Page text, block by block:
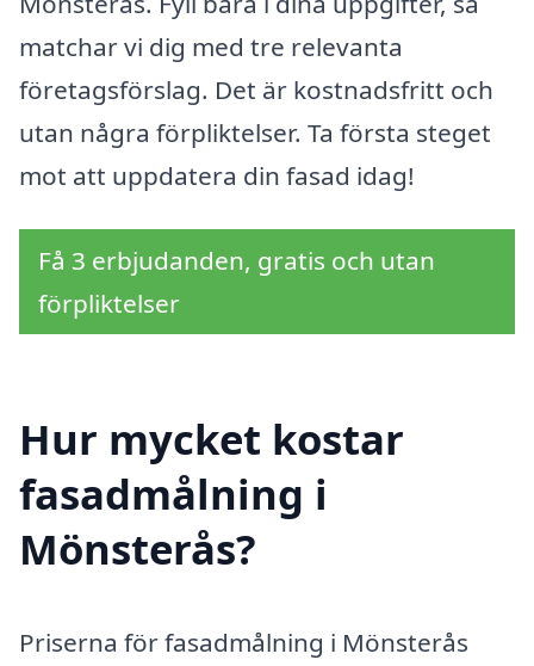
matchar vi dig med tre relevanta
företagsförslag. Det är kostnadsfritt och
utan några förpliktelser. Ta första steget
mot att uppdatera din fasad idag!
Få 3 erbjudanden, gratis och utan
förpliktelser
Hur mycket kostar
fasadmålning i
Mönsterås?
Priserna för fasadmålning i Mönsterås